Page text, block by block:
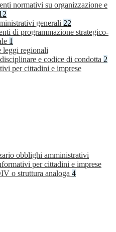
normativi su organizzazione e
generali 22
di programmazione strategico-
1
leggi regionali
e codice di condotta 2
per cittadini e imprese
obblighi amministrativi
per cittadini e imprese
o struttura analoga 4